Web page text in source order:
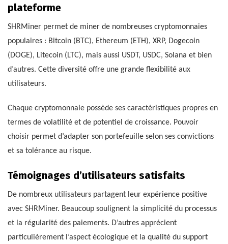
plateforme
SHRMiner permet de miner de nombreuses cryptomonnaies
populaires : Bitcoin (BTC), Ethereum (ETH), XRP, Dogecoin
(DOGE), Litecoin (LTC), mais aussi USDT, USDC, Solana et bien
d’autres. Cette diversité offre une grande flexibilité aux
utilisateurs.
Chaque cryptomonnaie possède ses caractéristiques propres en
termes de volatilité et de potentiel de croissance. Pouvoir
choisir permet d’adapter son portefeuille selon ses convictions
et sa tolérance au risque.
Témoignages d’utilisateurs satisfaits
De nombreux utilisateurs partagent leur expérience positive
avec SHRMiner. Beaucoup soulignent la simplicité du processus
et la régularité des paiements. D’autres apprécient
particulièrement l’aspect écologique et la qualité du support